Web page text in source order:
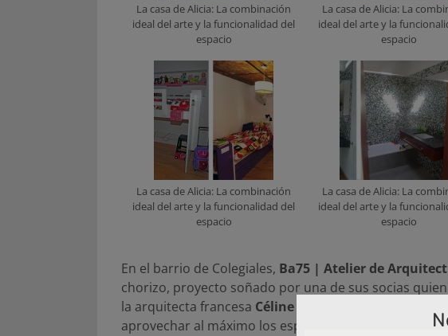
La casa de Alicia: La combinación
ideal del arte y la funcionalidad del
espacio
La casa de Alicia: La
ideal del arte y la
espacio
La casa de Alicia: La combinación
ideal del arte y la funcionalidad del
espacio
La casa de Alicia: La
ideal del arte y la
espacio
En el barrio de Colegiales, Ba75 | Atelier de
chorizo, proyecto soñado por una de sus socias
la arquitecta francesa Céline Mignot
aprovechar al máximo los espacios y el ahorro de